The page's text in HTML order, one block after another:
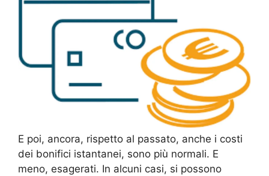
E poi, ancora, rispetto al passato, anche i costi
dei bonifici istantanei, sono più normali. E
meno, esagerati. In alcuni casi, si possono